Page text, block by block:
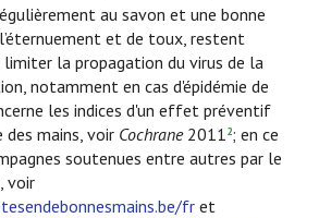
au savon et une bonne
et de toux, restent
limiter la propagation du virus de la
notamment en cas d'épidémie de
les indices d'un effet préventif
des mains, voir Cochrane20112; en ce
soutenues entre autres par le
voir
fr et